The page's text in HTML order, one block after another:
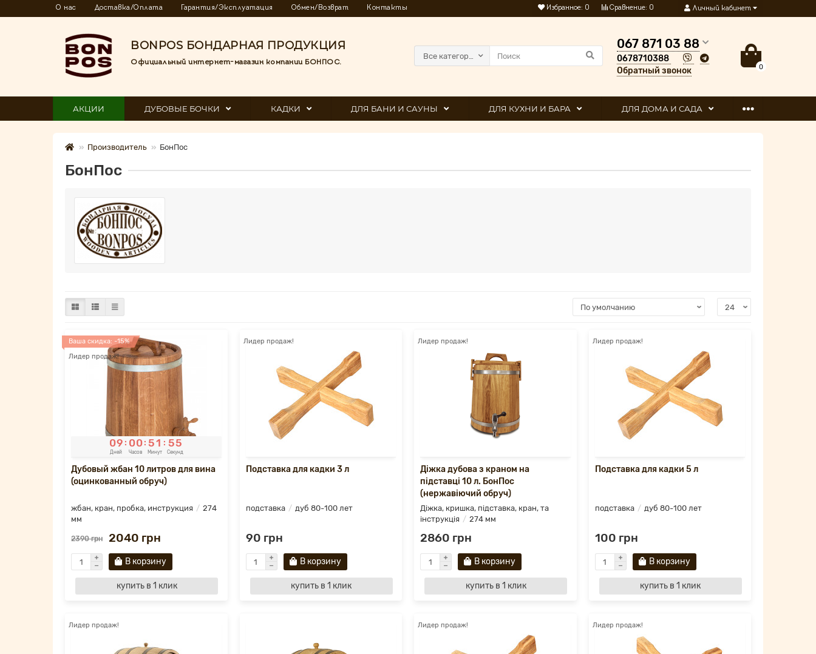
Личный кабинет
Сравнение: 0
Избранное: 0
О нас Доставка/Оплата Гарантия/Эксплуатация Обмен/Возврат Контакты
BONPOS БОНДАРНАЯ ПРОДУКЦИЯ
Официальный интернет-магазин компании БОНПОС.
067 871 03 88
0678710388
Обратный звонок
0
Все категории
АКЦИИ ДУБОВЫЕ БОЧКИ КАДКИ ДЛЯ БАНИ И САУНЫ ДЛЯ КУХНИ И БАРА ДЛЯ ДОМА И САДА
Производитель БонПос
БонПос
Ваша скидка: -15%
Лидер продаж!
09
Дней
: 00
Часов
: 51
Минут
: 54
Секунд
Дубовый жбан 10 литров для вина
(оцинкованный обруч)
жбан, кран, пробка, инструкция
274
мм
2390 грн 2040 грн
В корзину
купить в 1 клик
Лидер продаж!
Подставка для кадки 3 л
подставка дуб 80-100 лет
90 грн
В корзину
купить в 1 клик
Лидер продаж!
Діжка дубова з краном на
підставці 10 л. БонПос
(нержавіючий обруч)
Діжка, кришка, підставка, кран, та
інструкція
274 мм
2860 грн
В корзину
купить в 1 клик
Лидер продаж!
Подставка для кадки 5 л
подставка дуб 80-100 лет
100 грн
В корзину
купить в 1 клик
Лидер продаж! Лидер продаж! Лидер продаж!